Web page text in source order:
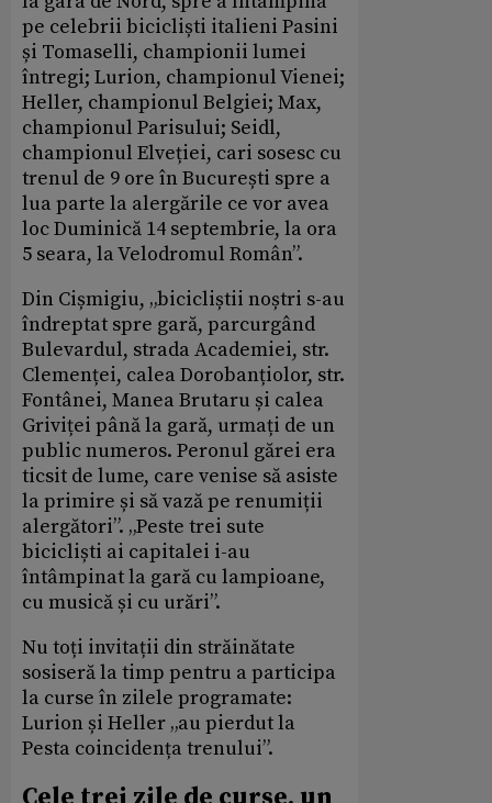
pe celebrii bicicliști italieni Pasini
și Tomaselli, championii lumei
întregi; Lurion, championul Vienei;
Heller, championul Belgiei; Max,
championul Parisului; Seidl,
championul Elveției, cari sosesc cu
trenul de 9 ore în București spre a
lua parte la alergările ce vor avea
loc Duminică 14 septembrie, la ora
5 seara, la Velodromul Român”.
Din Cișmigiu, „bicicliștii noștri s-au
îndreptat spre gară, parcurgând
Bulevardul, strada Academiei, str.
Clemenței, calea Dorobanțiolor, str.
Fontânei, Manea Brutaru și calea
Griviței până la gară, urmați de un
public numeros. Peronul gărei era
ticsit de lume, care venise să asiste
la primire și să vază pe renumiții
alergători”. „Peste trei sute
bicicliști ai capitalei i-au
întâmpinat la gară cu lampioane,
cu musică și cu urări”.
Nu toți invitații din străinătate
sosiseră la timp pentru a participa
la curse în zilele programate:
Lurion și Heller „au pierdut la
Pesta coincidența trenului”.